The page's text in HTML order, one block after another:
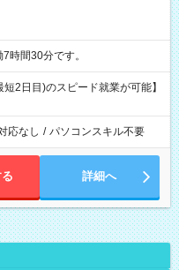
実働7時間30分です。
2日目)のスピード就業が可能】
応なし / パソコンスキル不要
詳細へ